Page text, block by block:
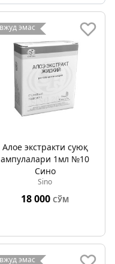
эмас
Алое экстракти суюқ
ампулалари 1мл №10
Сино
Sino
18 000 СЎМ
эмас